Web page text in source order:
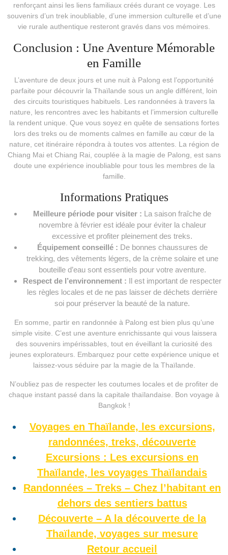
renforçant ainsi les liens familiaux créés durant ce voyage. Les
souvenirs d’un trek inoubliable, d’une immersion culturelle et d’une
vie rurale authentique resteront gravés dans vos mémoires.
Conclusion : Une Aventure Mémorable
en Famille
L’aventure de deux jours et une nuit à Palong est l’opportunité
parfaite pour découvrir la Thaïlande sous un angle différent, loin
des circuits touristiques habituels. Les randonnées à travers la
nature, les rencontres avec les habitants et l’immersion culturelle
la rendent unique. Que vous soyez en quête de sensations fortes
lors des treks ou de moments calmes en famille au cœur de la
nature, cet itinéraire répondra à toutes vos attentes. La région de
Chiang Mai et Chiang Rai, couplée à la magie de Palong, est sans
doute une expérience inoubliable pour tous les membres de la
famille.
Informations Pratiques
Meilleure période pour visiter : La saison fraîche de
novembre à février est idéale pour éviter la chaleur
excessive et profiter pleinement des treks.
Équipement conseillé : De bonnes chaussures de
trekking, des vêtements légers, de la crème solaire et une
bouteille d’eau sont essentiels pour votre aventure.
Respect de l’environnement : Il est important de respecter
les règles locales et de ne pas laisser de déchets derrière
soi pour préserver la beauté de la nature.
En somme, partir en randonnée à Palong est bien plus qu’une
simple visite. C’est une aventure enrichissante qui vous laissera
des souvenirs impérissables, tout en éveillant la curiosité des
jeunes explorateurs. Embarquez pour cette expérience unique et
laissez-vous séduire par la magie de la Thaïlande.
N’oubliez pas de respecter les coutumes locales et de profiter de
chaque instant passé dans la capitale thaïlandaise. Bon voyage à
Bangkok !
Voyages en Thaïlande, les excursions,
randonnées, treks, découverte
Excursions : Les excursions en
Thaïlande, les voyages Thaïlandais
Randonnées – Treks – Chez l’habitant en
dehors des sentiers battus
Découverte – A la découverte de la
Thaïlande, voyages sur mesure
Retour accueil